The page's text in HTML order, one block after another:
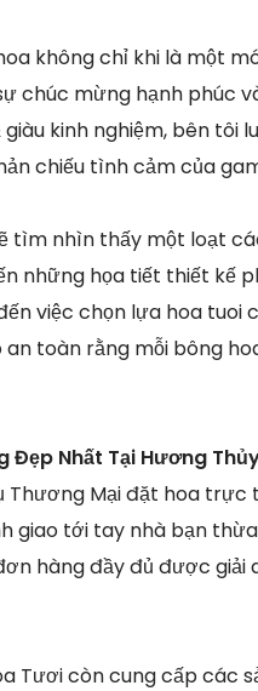
không chỉ khi là một
chúc mừng hạnh phúc
kinh nghiệm, bên tôi
chiếu tình cảm của
tìm nhìn thấy một loạt
những họa tiết thiết kế
việc chọn lựa hoa
toàn rằng mỗi bông
Nhất Tại Hương
Mại đặt hoa trực
giao tới tay nhà bạn
hàng đầy đủ được
Tươi còn cung cấp các